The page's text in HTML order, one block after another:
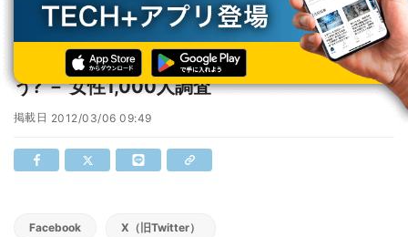
TECH+ 企業IT
企業動向
リア友、SNS上の友だちの数はどのくらい違う? － 女性1,000人調査
リア友、SNS上の友だちの数はどのくらい違
う? － 女性1,000人調査
掲載日 2012/03/06 09:49
Facebook X（旧Twitter）